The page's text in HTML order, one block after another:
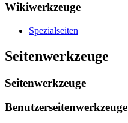
Wikiwerkzeuge
Spezialseiten
Seitenwerkzeuge
Seitenwerkzeuge
Benutzerseitenwerkzeuge